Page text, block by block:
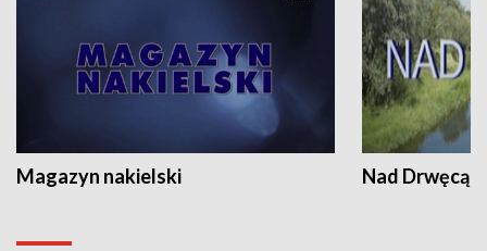
Magazyn nakielski Nad Drwęcą